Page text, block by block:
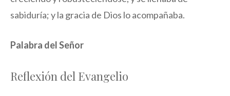
sabiduría; y la gracia de Dios lo acompañaba.
Palabra del Señor
Reflexión del Evangelio